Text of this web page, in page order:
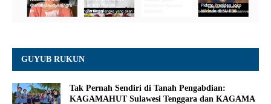
GUYUB RUKUN
Tak Pernah Sendiri di Tanah Pengabdian:
KAGAMAHUT Sulawesi Tenggara dan KAGAMA